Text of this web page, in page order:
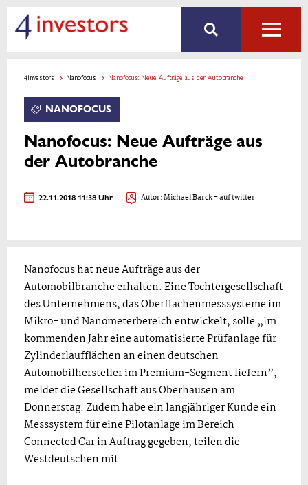
4investors Nanofocus Nanofocus: Neue Aufträge aus der Autobranche
NANOFOCUS
Nanofocus: Neue Aufträge aus
der Autobranche
22.11.2018 11:38 Uhr Autor:Michael Barck- auf twitter
Nanofocus hat neue Aufträge aus der
Automobilbranche erhalten. Eine Tochtergesellschaft
des Unternehmens, das Oberflächenmesssysteme im
Mikro- und Nanometerbereich entwickelt, solle „im
kommenden Jahr eine automatisierte Prüfanlage für
Zylinderlaufflächen an einen deutschen
Automobilhersteller im Premium-Segment liefern”,
meldet die Gesellschaft aus Oberhausen am
Donnerstag. Zudem habe ein langjähriger Kunde ein
Messsystem für eine Pilotanlage im Bereich
Connected Car in Auftrag gegeben, teilen die
Westdeutschen mit.